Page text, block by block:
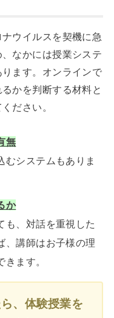
ウイルスを契機に急
なかには授業システ
ます。オンラインで
かを判断する材料と
ださい。
無
むシステムもありま
か
も、対話を重視した
、講師はお子様の理
ます。
、体験授業を